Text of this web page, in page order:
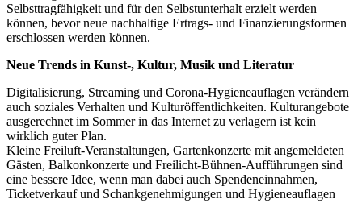
Selbsttragfähigkeit und für den Selbstunterhalt erzielt werden
können, bevor neue nachhaltige Ertrags- und Finanzierungsformen
erschlossen werden können.
Neue Trends in Kunst-, Kultur, Musik und Literatur
Digitalisierung, Streaming und Corona-Hygieneauflagen verändern
auch soziales Verhalten und Kulturöffentlichkeiten. Kulturangebote
ausgerechnet im Sommer in das Internet zu verlagern ist kein
wirklich guter Plan.
Kleine Freiluft-Veranstaltungen, Gartenkonzerte mit angemeldeten
Gästen, Balkonkonzerte und Freilicht-Bühnen-Aufführungen sind
eine bessere Idee, wenn man dabei auch Spendeneinnahmen,
Ticketverkauf und Schankgenehmigungen und Hygieneauflagen